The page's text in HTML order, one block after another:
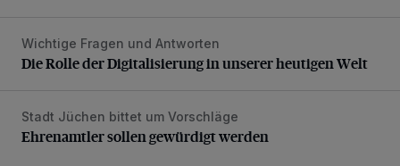
Die Rolle der Digitalisierung in unserer heutigen Welt
Wichtige Fragen und Antworten
Die Rolle der Digitalisierung in unserer heutigen Welt
Ehrenamtler sollen gewürdigt werden
Stadt Jüchen bittet um Vorschläge
Ehrenamtler sollen gewürdigt werden